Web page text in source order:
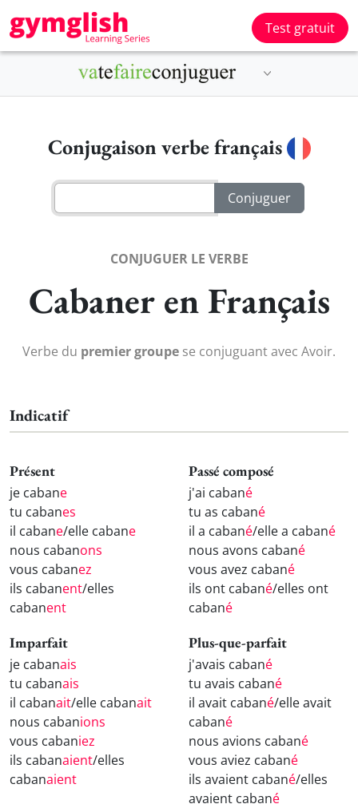
Test gratuit
Conjugaison verbe français
CONJUGUER LE VERBE
Cabaner en Français
Verbe du premier groupe se conjuguant avec Avoir.
Indicatif
Présent
je cabane
tu cabanes
il cabane/elle cabane
nous cabanons
vous cabanez
ils cabanent/elles
cabanent
Passé composé
j'ai cabané
tu as cabané
il a cabané/elle a cabané
nous avons cabané
vous avez cabané
ils ont cabané/elles ont
cabané
Imparfait
je cabanais
tu cabanais
il cabanait/elle cabanait
nous cabanions
vous cabaniez
ils cabanaient/elles
cabanaient
Plus-que-parfait
j'avais cabané
tu avais cabané
il avait cabané/elle avait
cabané
nous avions cabané
vous aviez cabané
ils avaient cabané/elles
avaient cabané